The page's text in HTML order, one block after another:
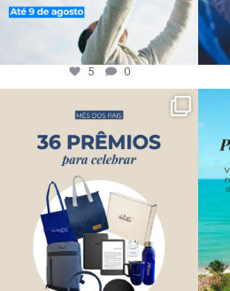
5 0